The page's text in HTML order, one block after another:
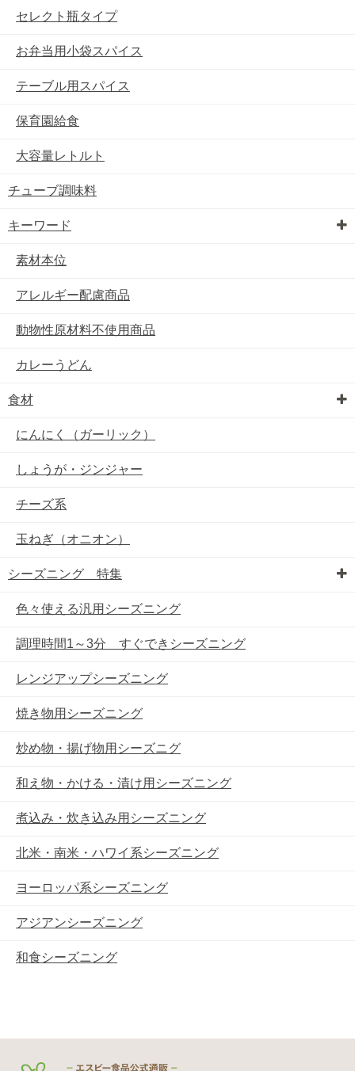
セレクト瓶タイプ
お弁当用小袋スパイス
テーブル用スパイス
保育園給食
大容量レトルト
チューブ調味料
キーワード
素材本位
アレルギー配慮商品
動物性原材料不使用商品
カレーうどん
食材
にんにく（ガーリック）
しょうが・ジンジャー
チーズ系
玉ねぎ（オニオン）
シーズニング 特集
色々使える汎用シーズニング
調理時間1～3分 すぐできシーズニング
レンジアップシーズニング
焼き物用シーズニング
炒め物・揚げ物用シーズニグ
和え物・かける・漬け用シーズニング
煮込み・炊き込み用シーズニング
北米・南米・ハワイ系シーズニング
ヨーロッパ系シーズニング
アジアンシーズニング
和食シーズニング